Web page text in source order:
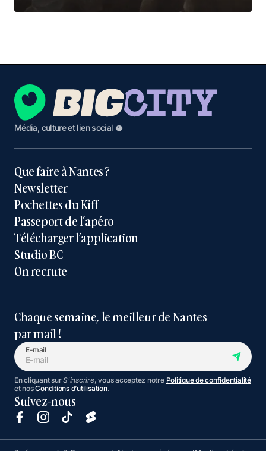
Média, culture et lien social 🥥
Que faire à Nantes ?
Newsletter
Pochettes du Kiff
Passeport de l’apéro
Télécharger l’application
Studio BC
On recrute
Chaque semaine, le meilleur de Nantes
par mail !
E-mail
En cliquant surS'inscrire, vous acceptez notre Politique de confidentialité
et nosConditions d’utilisation.
Suivez-nous